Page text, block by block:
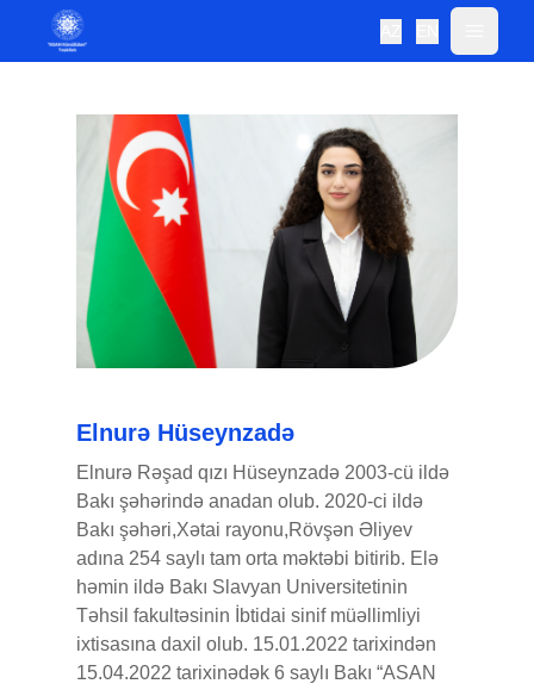
Elnurə Hüseynzadə
Elnurə Rəşad qızı Hüseynzadə 2003-cü ildə
Bakı şəhərində anadan olub. 2020-ci ildə
Bakı şəhəri,Xətai rayonu,Rövşən Əliyev
adına 254 saylı tam orta məktəbi bitirib. Elə
həmin ildə Bakı Slavyan Universitetinin
Təhsil fakultəsinin İbtidai sinif müəllimliyi
ixtisasına daxil olub. 15.01.2022 tarixindən
15.04.2022 tarixinədək 6 saylı Bakı “ASAN